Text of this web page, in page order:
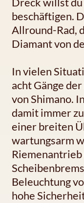
beschäftigen.
Allround-Rad,
Diamant von
In vielen
acht Gänge
von Shimano.
damit immer
einer breiten
wartungsarm
Beleuchtung
hohe